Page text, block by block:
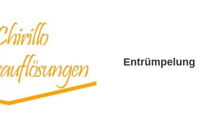
Entrümpelung